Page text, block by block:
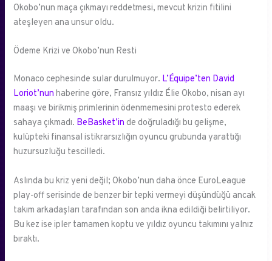
Okobo’nun maça çıkmayı reddetmesi, mevcut krizin fitilini
ateşleyen ana unsur oldu.
Ödeme Krizi ve Okobo’nun Resti
Monaco cephesinde sular durulmuyor. L’Équipe’ten David
Loriot’nun haberine göre, Fransız yıldız Élie Okobo, nisan ayı
maaşı ve birikmiş primlerinin ödenmemesini protesto ederek
sahaya çıkmadı. BeBasket’in de doğruladığı bu gelişme,
kulüpteki finansal istikrarsızlığın oyuncu grubunda yarattığı
huzursuzluğu tescilledi.
Aslında bu kriz yeni değil; Okobo’nun daha önce EuroLeague
play-off serisinde de benzer bir tepki vermeyi düşündüğü ancak
takım arkadaşları tarafından son anda ikna edildiği belirtiliyor.
Bu kez ise ipler tamamen koptu ve yıldız oyuncu takımını yalnız
bıraktı.